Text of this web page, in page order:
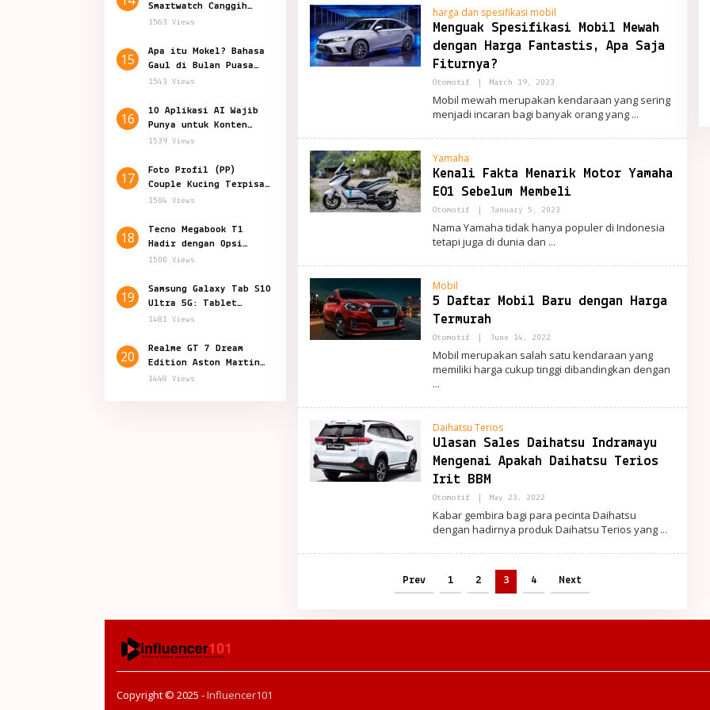
Smartwatch Canggih
Teknologi Kesehatan
1563 Views
15
Apa itu Mokel? Bahasa
Gaul di Bulan Puasa
yang Viral
1543 Views
16
10 Aplikasi AI Wajib
Punya untuk Konten
Marketing
1539 Views
17
Foto Profil (PP)
Couple Kucing Terpisah
Lucu Aesthetic
1504 Views
18
Tecno Megabook T1
Hadir dengan Opsi
Prosesor Baru
1500 Views
19
Samsung Galaxy Tab S10
Ultra 5G: Tablet
Canggih Fitur Terbaru
1481 Views
20
Realme GT 7 Dream
Edition Aston Martin
Resmi Hadir di
1448 Views
harga dan spesifikasi mobil
Menguak Spesifikasi Mobil Mewah
dengan Harga Fantastis, Apa Saja
Fiturnya?
Otomotif March 19, 2023By
Mobil mewah merupakan kendaraan yang sering
menjadi incaran bagi banyak orang yang
Yamaha
Kenali Fakta Menarik Motor Yamaha
E01 Sebelum Membeli
Otomotif January 5, 2023By
Nama Yamaha tidak hanya populer di Indonesia
tetapi juga di dunia dan
Mobil
5 Daftar Mobil Baru dengan Harga
Termurah
Otomotif June 14, 2022By
Mobil merupakan salah satu kendaraan yang
memiliki harga cukup tinggi dibandingkan dengan
Daihatsu Terios
Ulasan Sales Daihatsu Indramayu
Mengenai Apakah Daihatsu Terios
Irit BBM
Otomotif May 23, 2022By
Kabar gembira bagi para pecinta Daihatsu
dengan hadirnya produk Daihatsu Terios yang
Prev 1 2 3 4 Next
Quiet Luxury Tetap Diminati,
Sederhana tapi Terlihat Berkelas
In Fashion | May 21, 2026
Copyright © 2025 -Influencer101